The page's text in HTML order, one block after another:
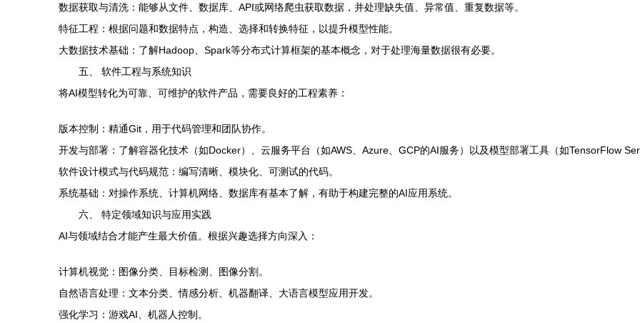
数据获取与清洗：能够从文件、数据库、API或网络爬虫获取数据，并处理缺失值、异常值、重复数据等。
特征工程：根据问题和数据特点，构造、选择和转换特征，以提升模型性能。
大数据技术基础：了解Hadoop、Spark等分布式计算框架的基本概念，对于处理海量数据很有必要。
五、 软件工程与系统知识
将AI模型转化为可靠、可维护的软件产品，需要良好的工程素养：
版本控制：精通Git，用于代码管理和团队协作。
开发与部署：了解容器化技术（如Docker）、云服务平台（如AWS、Azure、GCP的AI服务）以及模型部署工具（如TensorFlow
软件设计模式与代码规范：编写清晰、模块化、可测试的代码。
系统基础：对操作系统、计算机网络、数据库有基本了解，有助于构建完整的AI应用系统。
六、 特定领域知识与应用实践
AI与领域结合才能产生最大价值。根据兴趣选择方向深入：
计算机视觉：图像分类、目标检测、图像分割。
自然语言处理：文本分类、情感分析、机器翻译、大语言模型应用开发。
强化学习：游戏AI、机器人控制。